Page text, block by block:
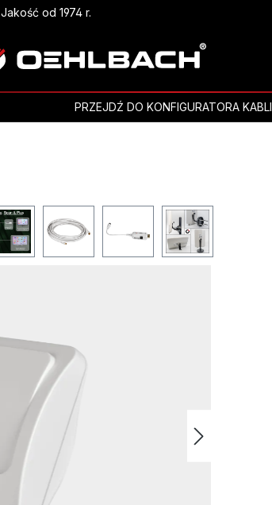
Jakość od 1974 r.
PRZEJDŹ DO KONFIGURATORA KABLI